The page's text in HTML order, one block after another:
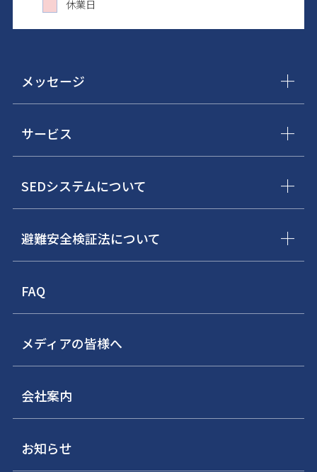
休業日
メッセージ
サービス
SEDシステムについて
避難安全検証法について
FAQ
メディアの皆様へ
会社案内
お知らせ